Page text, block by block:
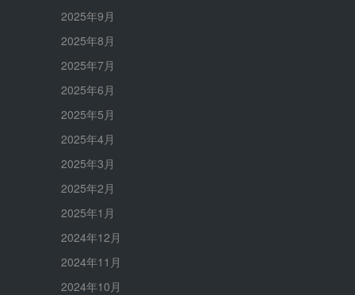
2025年9月
2025年8月
2025年7月
2025年6月
2025年5月
2025年4月
2025年3月
2025年2月
2025年1月
2024年12月
2024年11月
2024年10月